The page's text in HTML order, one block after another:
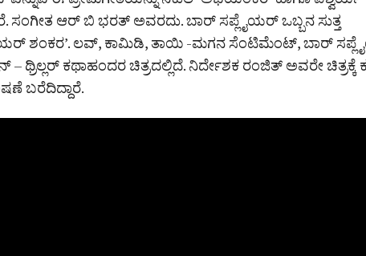
ಸಂಗೀತ ಆರ್ ಬಿ ಭರತ್ ಅವರದು. ಬಾರ್ ಸಪ್ಲೈಯರ್‌ ಒಬ್ಬನ ಸುತ್ತ
ಶಂಕರ’. ಲವ್, ಕಾಮಿಡಿ, ತಾಯಿ -ಮಗನ ಸೆಂಟಿಮೆಂಟ್, ಬಾರ್
ಥ್ರಿಲ್ಲರ್ ಕಥಾಹಂದರ ಚಿತ್ರದಲ್ಲಿದೆ. ನಿರ್ದೇಶಕ ರಂಜಿತ್ ಅವರೇ ಚಿತ್ರಕ್ಕೆ
ಬರೆದಿದ್ದಾರೆ.